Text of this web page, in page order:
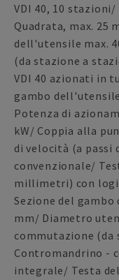
VDI 40, 10
Quadrata, max. 25
dell'utensile max.
(da stazione a
VDI 40 azionati in
gambo
Potenza di
kW/ Coppia alla
di velocità (a passi
convenzionale/
millimetri) con
Sezione del
mm/ Diametro
commutazione (da
Contromandrino -
integrale/ Testa